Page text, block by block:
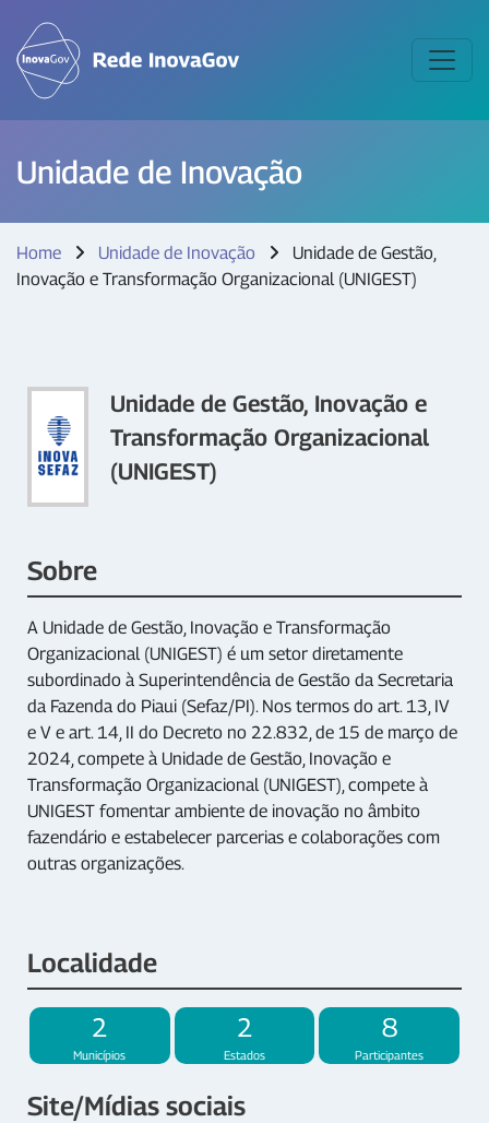
Unidade de Inovação
Home Unidade de Inovação
Unidade de Gestão,
Inovação e Transformação Organizacional (UNIGEST)
Unidade de Gestão, Inovação e
Transformação Organizacional
(UNIGEST)
Sobre
A Unidade de Gestão, Inovação e Transformação
Organizacional (UNIGEST) é um setor diretamente
subordinado à Superintendência de Gestão da Secretaria
da Fazenda do Piaui (Sefaz/PI). Nos termos do art. 13, IV
e V e art. 14, II do Decreto no 22.832, de 15 de março de
2024, compete à Unidade de Gestão, Inovação e
Transformação Organizacional (UNIGEST), compete à
UNIGEST fomentar ambiente de inovação no âmbito
fazendário e estabelecer parcerias e colaborações com
outras organizações.
Localidade
2
Municípios
2
Estados
8
Participantes
Site/Mídias sociais